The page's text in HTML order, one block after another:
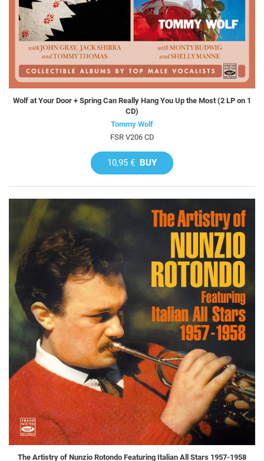
Wolf at Your Door + Spring Can Really Hang You Up the Most (2 LP on 1
CD)
Tommy Wolf
FSR V206 CD
10,95 € BUY
The Artistry of Nunzio Rotondo Featuring Italian All Stars 1957-1958